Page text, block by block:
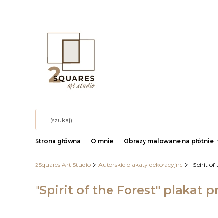
Strona główna O mnie Obrazy malowane na płótnie
2Squares Art Studio Autorskie plakaty dekoracyjne "Spirit of
"Spirit of the Forest" plakat